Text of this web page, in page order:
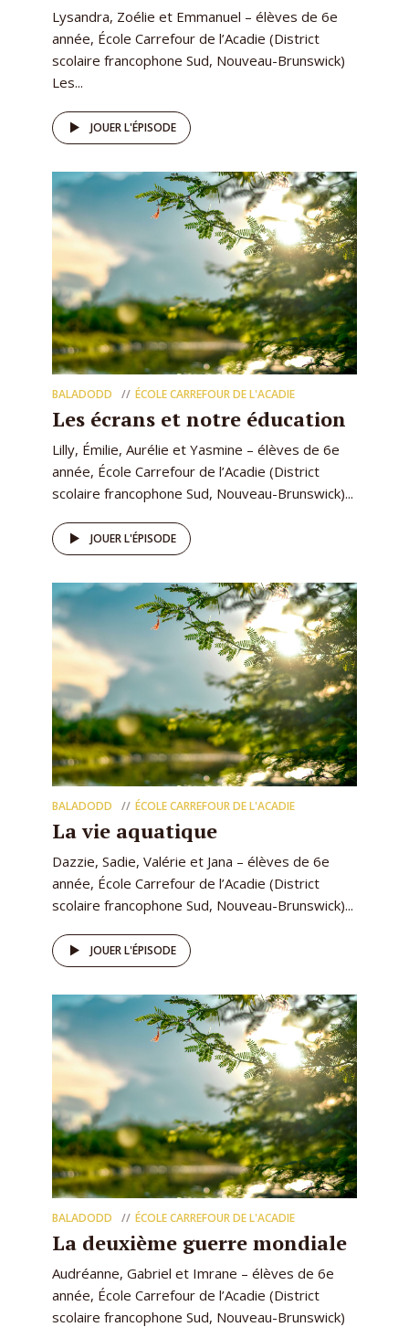
Lysandra, Zoélie et Emmanuel – élèves de 6e
année, École Carrefour de l’Acadie (District
scolaire francophone Sud, Nouveau-Brunswick)
Les...
JOUER L'ÉPISODE
BALADODD ÉCOLE CARREFOUR DE L'ACADIE
Les écrans et notre éducation
Lilly, Émilie, Aurélie et Yasmine – élèves de 6e
année, École Carrefour de l’Acadie (District
scolaire francophone Sud, Nouveau-Brunswick)...
JOUER L'ÉPISODE
BALADODD ÉCOLE CARREFOUR DE L'ACADIE
La vie aquatique
Dazzie, Sadie, Valérie et Jana – élèves de 6e
année, École Carrefour de l’Acadie (District
scolaire francophone Sud, Nouveau-Brunswick)...
JOUER L'ÉPISODE
BALADODD ÉCOLE CARREFOUR DE L'ACADIE
La deuxième guerre mondiale
Audréanne, Gabriel et Imrane – élèves de 6e
année, École Carrefour de l’Acadie (District
scolaire francophone Sud, Nouveau-Brunswick)